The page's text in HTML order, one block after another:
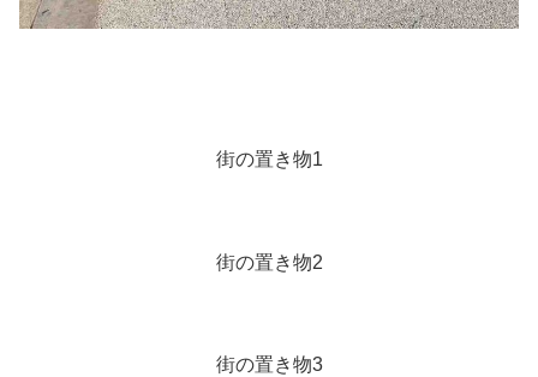
街の置き物1
街の置き物2
街の置き物3